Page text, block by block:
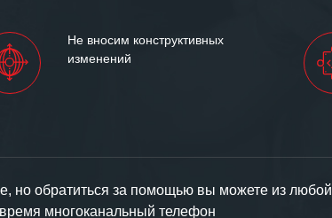
Не вносим конструктивных
изменений
но обратиться за помощью вы можете из любой
многоканальный телефон